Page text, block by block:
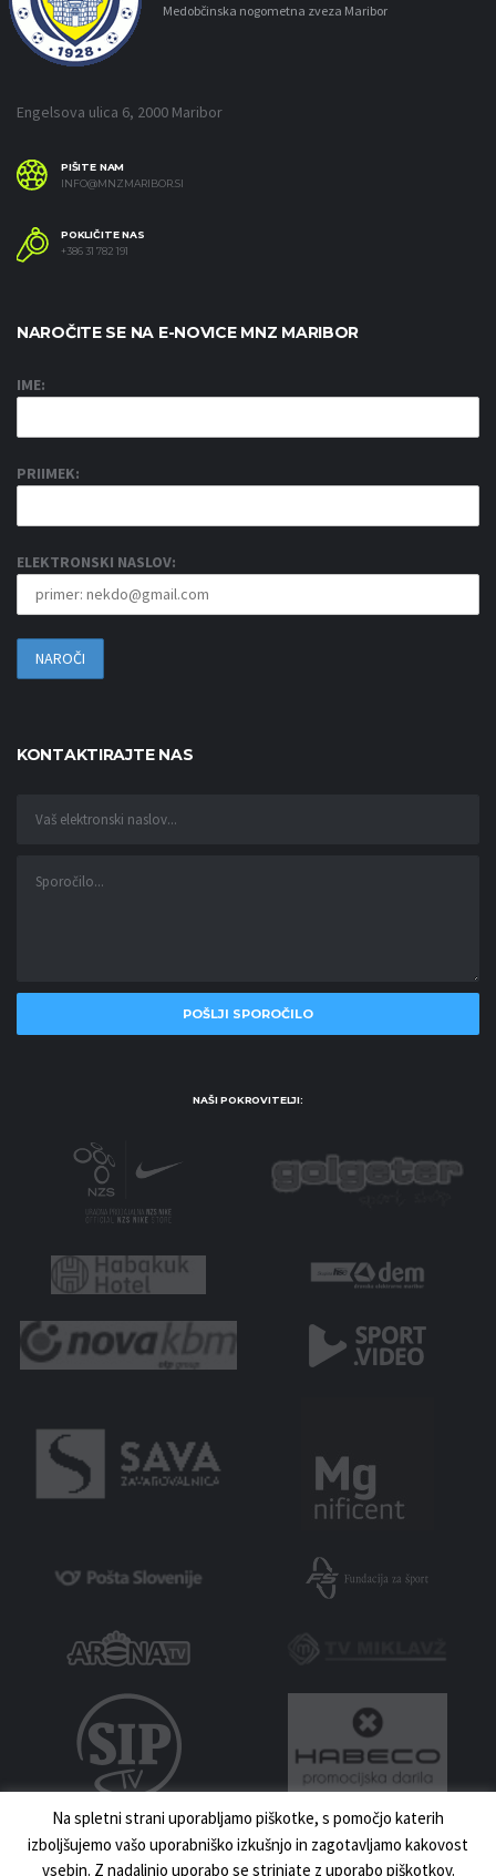
Medobčinska nogometna zveza Maribor
Engelsova ulica 6, 2000 Maribor
PIŠITE NAM
INFO@MNZMARIBOR.SI
POKLIČITE NAS
+386 31 782 191
NAROČITE SE NA E-NOVICE MNZ MARIBOR
IME:
PRIIMEK:
ELEKTRONSKI NASLOV:
KONTAKTIRAJTE NAS
NAŠI POKROVITELJI:
Na spletni strani uporabljamo piškotke, s pomočjo katerih
izboljšujemo vašo uporabniško izkušnjo in zagotavljamo kakovost
vsebin. Z nadaljnjo uporabo se strinjate z uporabo piškotkov.